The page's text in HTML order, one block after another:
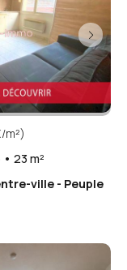
m²)
23 m²
ville - Peuple